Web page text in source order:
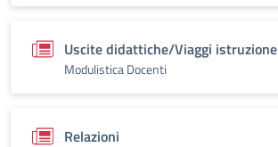
Uscite didattiche/Viaggi istruzione
Modulistica Docenti
Relazioni